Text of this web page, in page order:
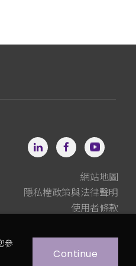
網站地圖
隱私權政策與法律聲明
使用者條款
參
Continue